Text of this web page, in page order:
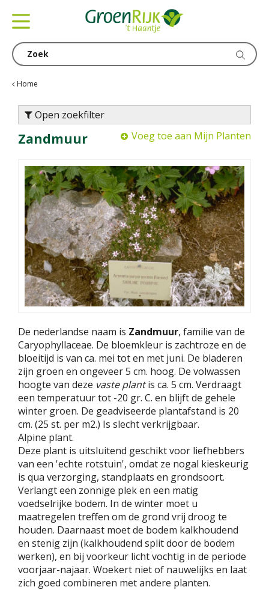
Home
Open zoekfilter
Zandmuur Voeg toe aan Mijn Planten
De nederlandse naam is Zandmuur, familie van de
Caryophyllaceae. De bloemkleur is zachtroze en de
bloeitijd is van ca. mei tot en met juni. De bladeren
zijn groen en ongeveer 5 cm. hoog. De volwassen
hoogte van deze vaste plantis ca. 5 cm. Verdraagt
een temperatuur tot -20 gr. C. en blijft de gehele
winter groen. De geadviseerde plantafstand is 20
cm. (25 st. per m2.) Is slecht verkrijgbaar.
Alpine plant.
Deze plant is uitsluitend geschikt voor liefhebbers
van een 'echte rotstuin', omdat ze nogal kieskeurig
is qua verzorging, standplaats en grondsoort.
Verlangt een zonnige plek en een matig
voedselrijke bodem. In de winter moet u
maatregelen treffen om de grond vrij droog te
houden. Daarnaast moet de bodem kalkhoudend
en stenig zijn (kalkhoudend split door de bodem
werken), en bij voorkeur licht vochtig in de periode
voorjaar-najaar. Woekert niet of nauwelijks en laat
zich goed combineren met andere planten.